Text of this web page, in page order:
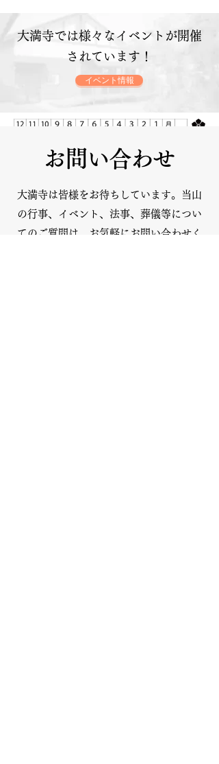
大満寺では様々なイベントが開催
されています！
イベント情報
お問い合わせ
大満寺は皆様をお待ちしています。当山
の行事、イベント、法事、葬儀等につい
てのご質問は、お気軽にお問い合わせく